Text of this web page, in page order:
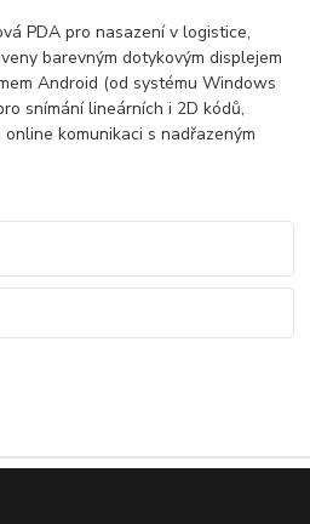
PDA pro nasazení v logistice,
barevným dotykovým displejem
Android (od systému Windows
snímání lineárních i 2D kódů,
komunikaci s nadřazeným